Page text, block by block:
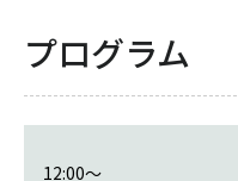
プログラム
12:00～